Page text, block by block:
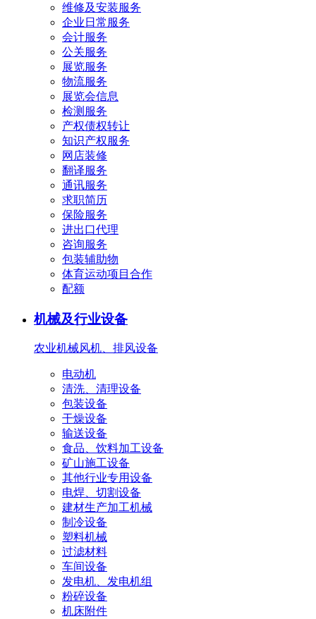
维修及安装服务
企业日常服务
会计服务
公关服务
展览服务
物流服务
展览会信息
检测服务
产权债权转让
知识产权服务
网店装修
翻译服务
通讯服务
求职简历
保险服务
进出口代理
咨询服务
包装辅助物
体育运动项目合作
配额
机械及行业设备
农业机械风机、排风设备
电动机
清洗、清理设备
包装设备
干燥设备
输送设备
食品、饮料加工设备
矿山施工设备
其他行业专用设备
电焊、切割设备
建材生产加工机械
制冷设备
塑料机械
过滤材料
车间设备
发电机、发电机组
粉碎设备
机床附件